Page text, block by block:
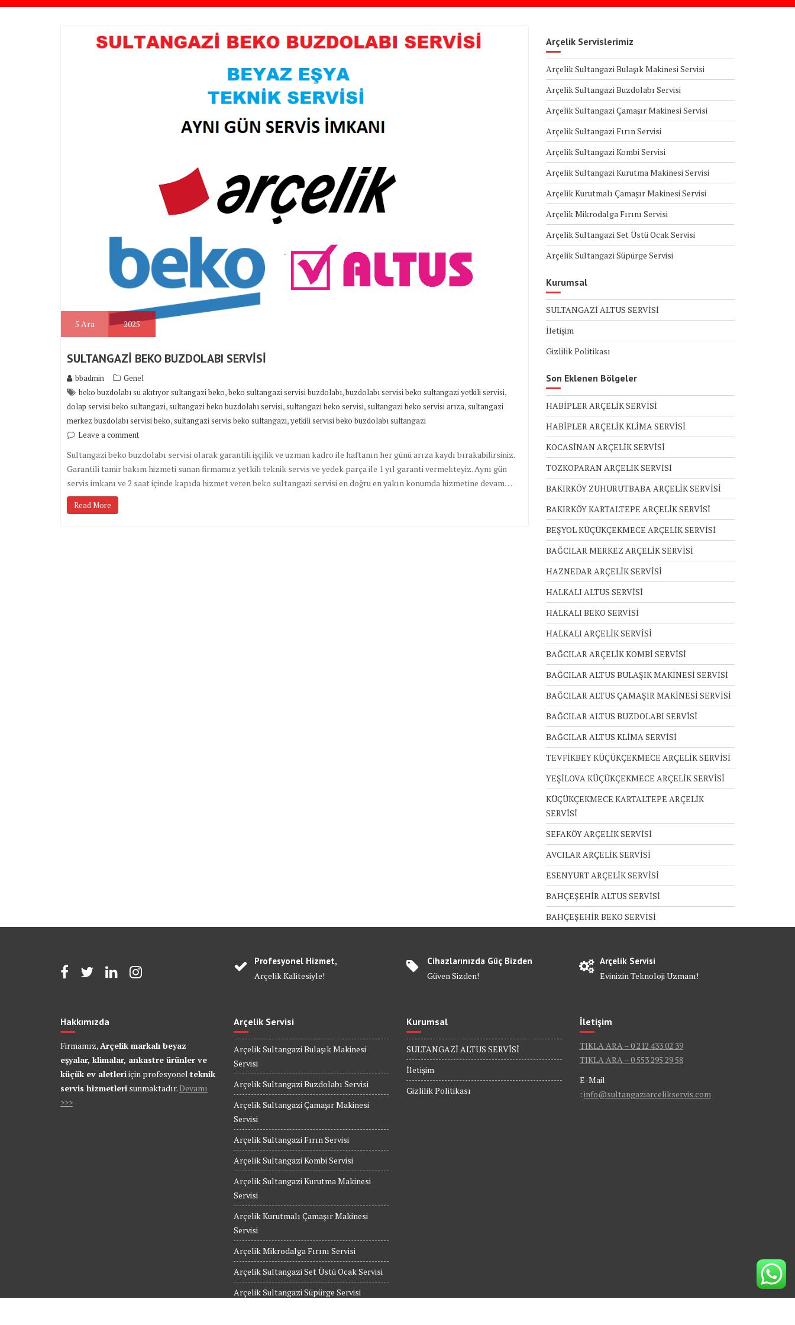
5 Ara 2025
SULTANGAZİ BEKO BUZDOLABI SERVİSİ
bbadmin
Genel
beko buzdolabı su akıtıyor sultangazi beko,beko sultangazi servisi buzdolabı,buzdolabı servisi beko sultangazi yetkili servisi,
dolap servisi beko sultangazi,sultangazi beko buzdolabı servisi,sultangazi beko servisi,sultangazi beko servisi arıza,sultangazi
merkez buzdolabı servisi beko,sultangazi servis beko sultangazi,yetkili servisi beko buzdolabı sultangazi
Leave a comment
Sultangazi beko buzdolabı servisi olarak garantili işçilik ve uzman kadro ile haftanın her günü arıza kaydı bırakabilirsiniz.
Garantili tamir bakım hizmeti sunan firmamız yetkili teknik servis ve yedek parça ile 1 yıl garanti vermekteyiz. Aynı gün
servis imkanı ve 2 saat içinde kapıda hizmet veren beko sultangazi servisi en doğru en yakın konumda hizmetine devam…
Read More
Arçelik Servislerimiz
Arçelik Sultangazi Bulaşık Makinesi Servisi
Arçelik Sultangazi Buzdolabı Servisi
Arçelik Sultangazi Çamaşır Makinesi Servisi
Arçelik Sultangazi Fırın Servisi
Arçelik Sultangazi Kombi Servisi
Arçelik Sultangazi Kurutma Makinesi Servisi
Arçelik Kurutmalı Çamaşır Makinesi Servisi
Arçelik Mikrodalga Fırını Servisi
Arçelik Sultangazi Set Üstü Ocak Servisi
Arçelik Sultangazi Süpürge Servisi
Kurumsal
SULTANGAZİ ALTUS SERVİSİ
İletişim
Gizlilik Politikası
Son Eklenen Bölgeler
HABİPLER ARÇELİK SERVİSİ
HABİPLER ARÇELİK KLİMA SERVİSİ
KOCASİNAN ARÇELİK SERVİSİ
TOZKOPARAN ARÇELİK SERVİSİ
BAKIRKÖY ZUHURUTBABA ARÇELİK SERVİSİ
BAKIRKÖY KARTALTEPE ARÇELİK SERVİSİ
BEŞYOL KÜÇÜKÇEKMECE ARÇELİK SERVİSİ
BAĞCILAR MERKEZ ARÇELİK SERVİSİ
HAZNEDAR ARÇELİK SERVİSİ
HALKALI ALTUS SERVİSİ
HALKALI BEKO SERVİSİ
HALKALI ARÇELİK SERVİSİ
BAĞCILAR ARÇELİK KOMBİ SERVİSİ
BAĞCILAR ALTUS BULAŞIK MAKİNESİ SERVİSİ
BAĞCILAR ALTUS ÇAMAŞIR MAKİNESİ SERVİSİ
BAĞCILAR ALTUS BUZDOLABI SERVİSİ
BAĞCILAR ALTUS KLİMA SERVİSİ
TEVFİKBEY KÜÇÜKÇEKMECE ARÇELİK SERVİSİ
YEŞİLOVA KÜÇÜKÇEKMECE ARÇELİK SERVİSİ
KÜÇÜKÇEKMECE KARTALTEPE ARÇELİK
SERVİSİ
SEFAKÖY ARÇELİK SERVİSİ
AVCILAR ARÇELİK SERVİSİ
ESENYURT ARÇELİK SERVİSİ
BAHÇEŞEHİR ALTUS SERVİSİ
BAHÇEŞEHİR BEKO SERVİSİ
Profesyonel Hizmet,
Arçelik Kalitesiyle!
Cihazlarınızda Güç Bizden
Güven Sizden!
Arçelik Servisi
Evinizin Teknoloji Uzmanı!
Hakkımızda
Firmamız,Arçelik markalı beyaz
eşyalar, klimalar, ankastre ürünler ve
küçük ev aletleriiçin profesyonel teknik
servis hizmetleri sunmaktadır.Devamı
>>>
Arçelik Servisi
Arçelik Sultangazi Bulaşık Makinesi
Servisi
Arçelik Sultangazi Buzdolabı Servisi
Arçelik Sultangazi Çamaşır Makinesi
Servisi
Arçelik Sultangazi Fırın Servisi
Arçelik Sultangazi Kombi Servisi
Arçelik Sultangazi Kurutma Makinesi
Servisi
Arçelik Kurutmalı Çamaşır Makinesi
Servisi
Arçelik Mikrodalga Fırını Servisi
Arçelik Sultangazi Set Üstü Ocak Servisi
Arçelik Sultangazi Süpürge Servisi
Kurumsal
SULTANGAZİ ALTUS SERVİSİ
İletişim
Gizlilik Politikası
İletişim
TIKLA ARA – 0 212 433 02 39
TIKLA ARA – 0 553 295 29 58
E-Mail
: info@sultangaziarcelikservis.com